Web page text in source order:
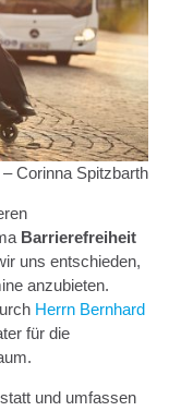
Corinna Spitzbarth
Barrierefreiheit
uns entschieden,
anzubieten.
Herrn Bernhard
für die
und umfassen